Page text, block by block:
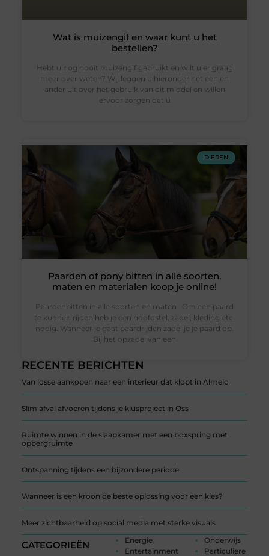
RECENTE BERICHTEN
Van losse aankopen naar een interieur dat klopt in Almelo
Slim afval afvoeren tijdens je klusproject in Oss
Ruimte winnen in de slaapkamer met een boxspring met
opbergruimte
Ontspanning tijdens een bijzondere periode
Wanneer is een kroon de beste oplossing voor een kies?
Meer zichtbaarheid op social media met sterke visuals
CATEGORIEËN
Energie
Entertainment
Onderwijs
Particuliere
Wat is muizengif en waar kunt u het
bestellen?
Hebt u nog nooit muizengif gebruikt en wilt u er graag
meer over weten? Wij leggen u hieronder het een en
ander uit over het gebruik van dit middel en willen
ervoor zorgen dat u
DIEREN
Paarden of pony bitten in alle soorten,
maten en materialen koop je online!
Paardenbitten in alle soorten en maten Om een paard
te kunnen rijden heb je een hoofdstel, zadel, kleding etc.
nodig. Wanneer je gaat paardrijden zadel je je paard op.
Bij het opzadel van een